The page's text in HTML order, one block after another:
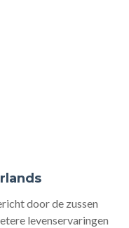
door de zussen
levenservaringen